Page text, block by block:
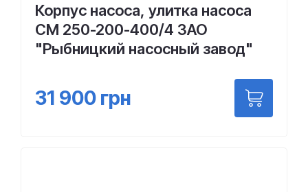
Корпус насоса, улитка насоса
СМ 250-200-400/4 ЗАО
"Рыбницкий насосный завод"
31 900 грн